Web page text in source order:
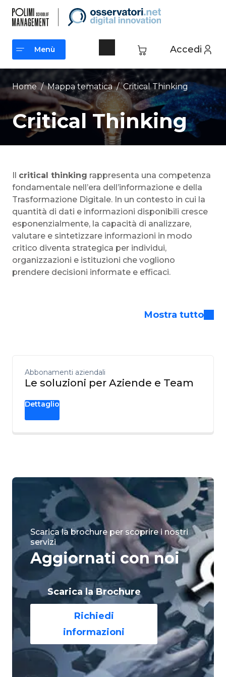
contenuto
Accedi
Menù
Menù
Home / Mappa tematica /Critical Thinking
Critical Thinking
Il critical thinking rappresenta una competenza
fondamentale nell’era dell’informazione e della
Trasformazione Digitale. In un contesto in cui la
quantità di dati e informazioni disponibili cresce
esponenzialmente, la capacità di analizzare,
valutare e sintetizzare informazioni in modo
critico diventa strategica per individui,
organizzazioni e istituzioni che vogliono
prendere decisioni informate e efficaci.
Mostra tutto
Abbonamenti aziendali
Le soluzioni per Aziende e Team
Dettaglio
Scarica la brochure per scoprire i nostri
servizi
Aggiornati con noi
Scarica la Brochure
Richiedi
informazioni